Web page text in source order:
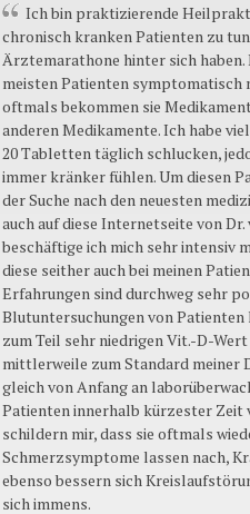
Ich bin praktizierende
chronisch kranken Patienten zu
Ärztemarathone hinter sich
meisten Patienten symptomatisch
oftmals bekommen sie
anderen Medikamente. Ich habe
20 Tabletten täglich schlucken,
immer kränker fühlen. Um diesen
der Suche nach den neuesten
auch auf diese Internetseite von
beschäftige ich mich sehr intensiv
diese seither auch bei meinen
Erfahrungen sind durchweg sehr
Blutuntersuchungen von Patienten
zum Teil sehr niedrigen Vit.-D-
mittlerweile zum Standard meiner
gleich von Anfang an
Patienten innerhalb kürzester Zeit
schildern mir, dass sie oftmals
Schmerzsymptome lassen nach,
ebenso bessern sich
sich immens.